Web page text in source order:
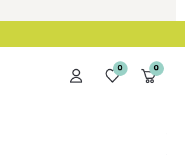
0 0